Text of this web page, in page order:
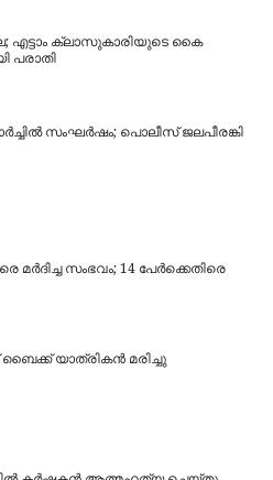
എട്ടാം ക്ലാസുകാരിയുടെ കൈ
പരാതി
സംഘർഷം; പൊലീസ് ജലപീരങ്കി
സംഭവം; 14 പേര്‍ക്കെതിരെ
ബൈക്ക് യാത്രികൻ മരിച്ചു